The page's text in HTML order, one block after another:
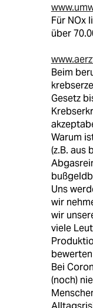
Für NOx
über
Beim
Gesetz
Warum
(z.B. aus
Uns
wir
wir
viele
Bei
(noch)